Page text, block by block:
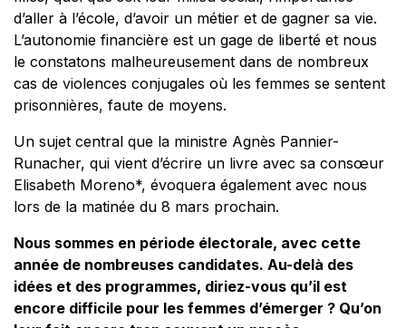
d’aller à l’école, d’avoir un métier et de gagner sa vie.
L’autonomie financière est un gage de liberté et nous
le constatons malheureusement dans de nombreux
cas de violences conjugales où les femmes se sentent
prisonnières, faute de moyens.
Un sujet central que la ministre Agnès Pannier-
Runacher, qui vient d’écrire un livre avec sa consœur
Elisabeth Moreno*, évoquera également avec nous
lors de la matinée du 8 mars prochain.
Nous sommes en période électorale, avec cette
année de nombreuses candidates. Au-delà des
idées et des programmes, diriez-vous qu’il est
encore difficile pour les femmes d’émerger ? Qu’on